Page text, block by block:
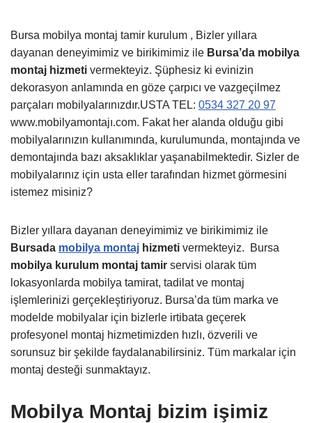
Bursa mobilya montaj tamir kurulum , Bizler yıllara
dayanan deneyimimiz ve birikimimiz ile Bursa’da mobilya
montaj hizmeti vermekteyiz. Şüphesiz ki evinizin
dekorasyon anlamında en göze çarpıcı ve vazgeçilmez
parçaları mobilyalarınızdır.USTA TEL: 0534 327 20 97
www.mobilyamontajı.com. Fakat her alanda olduğu gibi
mobilyalarınızın kullanımında, kurulumunda, montajında ve
demontajında bazı aksaklıklar yaşanabilmektedir. Sizler de
mobilyalarınız için usta eller tarafından hizmet görmesini
istemez misiniz?
Bizler yıllara dayanan deneyimimiz ve birikimimiz ile
Bursada mobilya montaj hizmeti vermekteyiz.
Bursa
mobilya kurulum montaj tamir servisi olarak tüm
lokasyonlarda mobilya tamirat, tadilat ve montaj
işlemlerinizi gerçekleştiriyoruz. Bursa’da tüm marka ve
modelde mobilyalar için bizlerle irtibata geçerek
profesyonel montaj hizmetimizden hızlı, özverili ve
sorunsuz bir şekilde faydalanabilirsiniz. Tüm markalar için
montaj desteği sunmaktayız.
Mobilya Montaj bizim işimiz